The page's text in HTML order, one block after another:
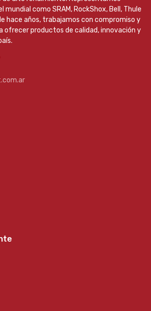
mundial como SRAM, RockShox, Bell, Thule
hace años, trabajamos con compromiso y
ofrecer productos de calidad, innovación y